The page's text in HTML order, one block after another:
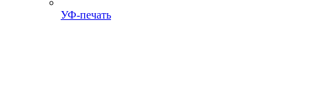
УФ-печать